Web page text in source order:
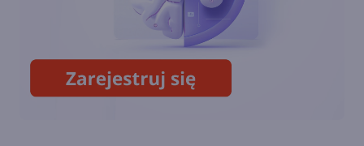
Microsoft Face Check -
weryfikacja twarzy już
dostępna dla firm